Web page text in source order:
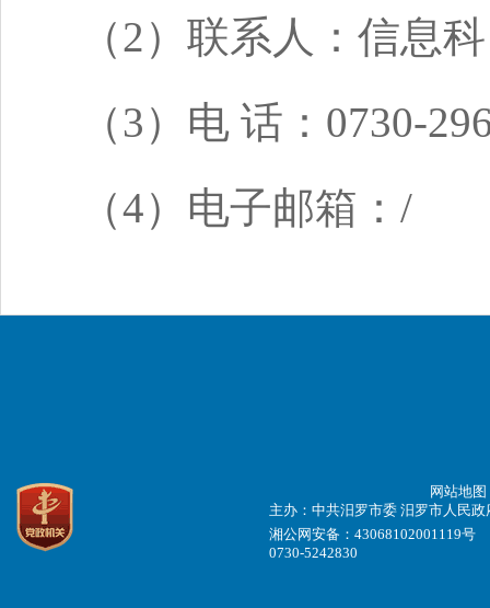
（2）联系人：信息科
（3）电 话：0730-
（4）电子邮箱：/
网站地图
主办：中共汨罗市委 汨罗市人民
湘公网安备：43068102001119号
0730-5242830